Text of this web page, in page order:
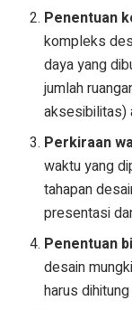
Penentuan
kompleks
daya yang
jumlah
aksesibilitas)
Perkiraan
waktu yang
tahapan
presentasi
Penentuan
desain
harus